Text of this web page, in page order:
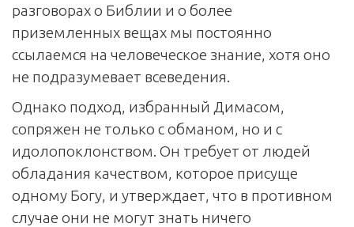
разговорах о Библии и о более
приземленных вещах мы постоянно
ссылаемся на человеческое знание, хотя оно
не подразумевает всеведения.
Однако подход, избранный Димасом,
сопряжен не только с обманом, но и с
идолопоклонством. Он требует от людей
обладания качеством, которое присуще
одному Богу, и утверждает, что в противном
случае они не могут знать ничего